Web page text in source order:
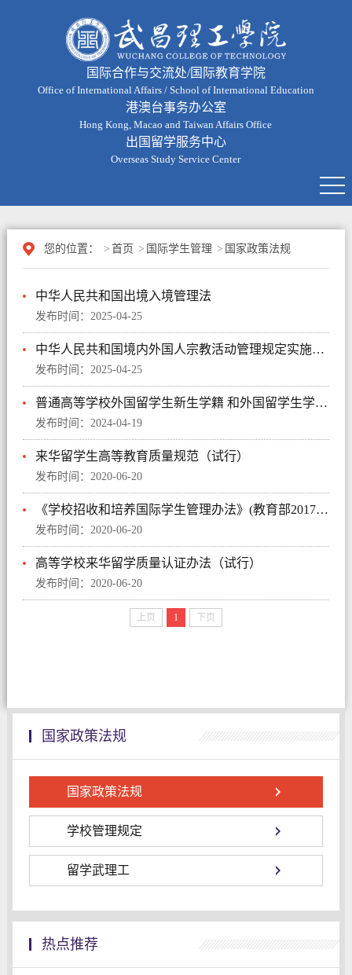
国际合作与交流处/国际教育学院
Office of International Affairs / School of International Education
港澳台事务办公室
Hong Kong, Macao and Taiwan Affairs Office
出国留学服务中心
Overseas Study Service Center
您的位置： > 首页 > 国际学生管理 > 国家政策法规
中华人民共和国出境入境管理法
发布时间：2025-04-25
中华人民共和国境内外国人宗教活动管理规定实施细则
发布时间：2025-04-25
普通高等学校外国留学生新生学籍 和外国留学生学历证书电子注册试行办法
发布时间：2024-04-19
来华留学生高等教育质量规范（试行）
发布时间：2020-06-20
《学校招收和培养国际学生管理办法》(教育部2017年第42号令)
发布时间：2020-06-20
高等学校来华留学质量认证办法（试行）
发布时间：2020-06-20
上页 1 下页
国家政策法规
国家政策法规
学校管理规定
留学武理工
热点推荐